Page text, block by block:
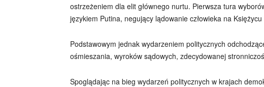
ostrzeżeniem dla elit głównego nurtu. Pierwsza tura
językiem Putina, negujący lądowanie człowieka na
Podstawowym jednak wydarzeniem politycznych
ośmieszania, wyroków sądowych, zdecydowanej
Spoglądając na bieg wydarzeń politycznych w krajach